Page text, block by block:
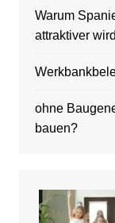
Warum
attraktiver wird
ohne
bauen?